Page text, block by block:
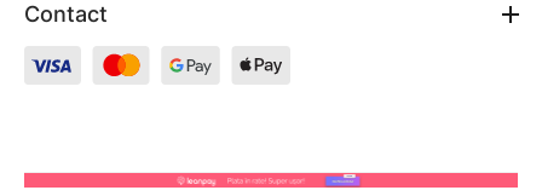
Contact